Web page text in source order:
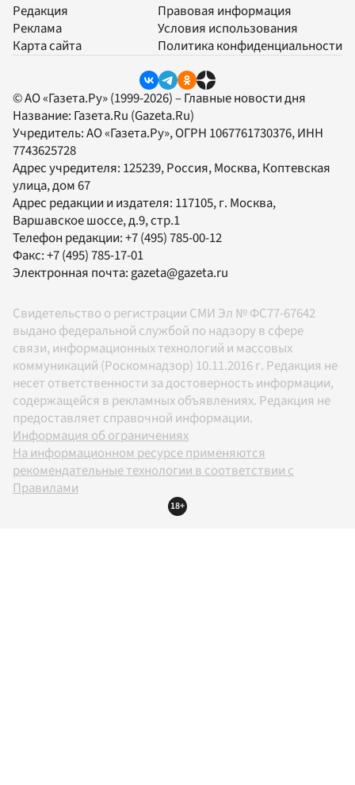
Редакция
Реклама
Карта сайта
Правовая информация
Условия использования
Политика конфиденциальности
© АО «Газета.Ру» (1999-2026) – Главные новости дня
Название: Газета.Ru (Gazeta.Ru)
Учредитель:АО «Газета.Ру», ОГРН 1067761730376, ИНН
7743625728
Адрес учредителя: 125239, Россия, Москва, Коптевская
улица, дом 67
Адрес редакции и издателя: 117105, г. Москва,
Варшавское шоссе, д.9, стр.1
Телефон редакции:+7 (495) 785-00-12
Факс:+7 (495) 785-17-01
Электронная почта:gazeta@gazeta.ru
Свидетельство о регистрации СМИ Эл № ФС77-67642
выдано федеральной службой по надзору в сфере
связи, информационных технологий и массовых
коммуникаций (Роскомнадзор) 10.11.2016 г. Редакция не
несет ответственности за достоверность информации,
содержащейся в рекламных объявлениях. Редакция не
предоставляет справочной информации.
Информация об ограничениях
На информационном ресурсе применяются
рекомендательные технологии в соответствии с
Правилами
18+